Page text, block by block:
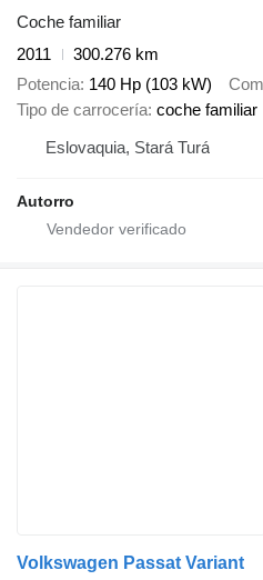
Coche familiar
2011
300.276 km
Potencia 140 Hp (103 kW)
Tipo de carrocería coche familiar
Eslovaquia, Stará Turá
Autorro
Volkswagen Passat Variant